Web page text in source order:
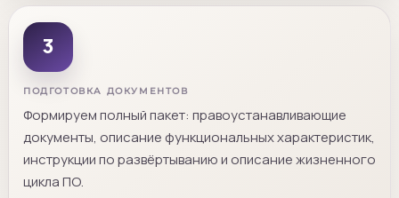
3
ПОДГОТОВКА ДОКУМЕНТОВ
Формируем полный пакет: правоустанавливающие
документы, описание функциональных характеристик,
инструкции по развёртыванию и описание жизненного
цикла ПО.